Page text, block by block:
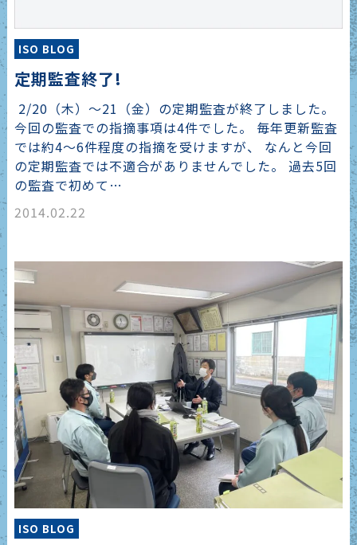
ISO BLOG
定期監査終了!
2/20（木）～21（金）の定期監査が終了しました。
今回の監査での指摘事項は4件でした。 毎年更新監査
では約4～6件程度の指摘を受けますが、 なんと今回
の定期監査では不適合がありませんでした。 過去5回
の監査で初めて…
2014.02.22
ISO BLOG